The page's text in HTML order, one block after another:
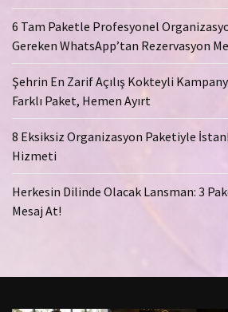
6 Tam Paketle Profesyonel
Gereken WhatsApp’tan Rezervasyon
Şehrin En Zarif Açılış Kokteyli
Farklı Paket, Hemen Ayırt
8 Eksiksiz Organizasyon Paketiyle
Hizmeti
Herkesin Dilinde Olacak Lansman: 3
Mesaj At!